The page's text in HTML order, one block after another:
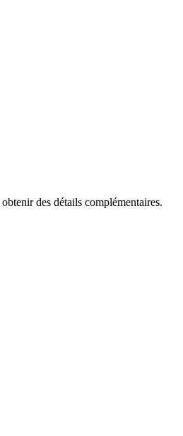
des détails complémentaires.